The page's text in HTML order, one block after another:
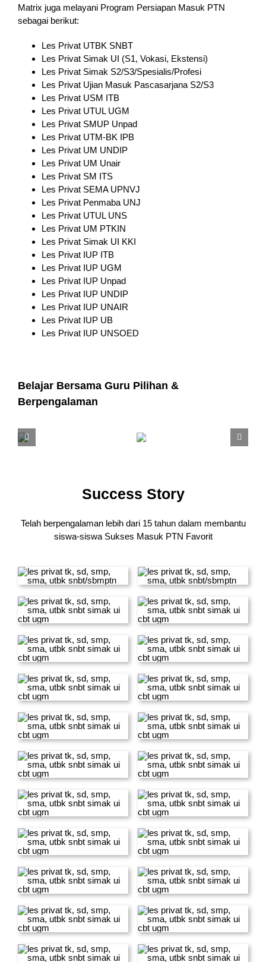
Matrix juga melayani Program Persiapan Masuk PTN
sebagai berikut:
Les Privat UTBK SNBT
Les Privat Simak UI (S1, Vokasi, Ekstensi)
Les Privat Simak S2/S3/Spesialis/Profesi
Les Privat Ujian Masuk Pascasarjana S2/S3
Les Privat USM ITB
Les Privat UTUL UGM
Les Privat SMUP Unpad
Les Privat UTM-BK IPB
Les Privat UM UNDIP
Les Privat UM Unair
Les Privat SM ITS
Les Privat SEMA UPNVJ
Les Privat Penmaba UNJ
Les Privat UTUL UNS
Les Privat UM PTKIN
Les Privat Simak UI KKI
Les Privat IUP ITB
Les Privat IUP UGM
Les Privat IUP Unpad
Les Privat IUP UNDIP
Les Privat IUP UNAIR
Les Privat IUP UB
Les Privat IUP UNSOED
Belajar Bersama Guru Pilihan &
Berpengalaman
Success Story
Telah berpengalaman lebih dari 15 tahun dalam membantu
siswa-siswa Sukses Masuk PTN Favorit